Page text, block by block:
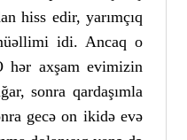
hiss edir, yarımçıq
idi. Ancaq o
hər axşam evimizin
sonra qardaşımla
gecə on ikidə evə